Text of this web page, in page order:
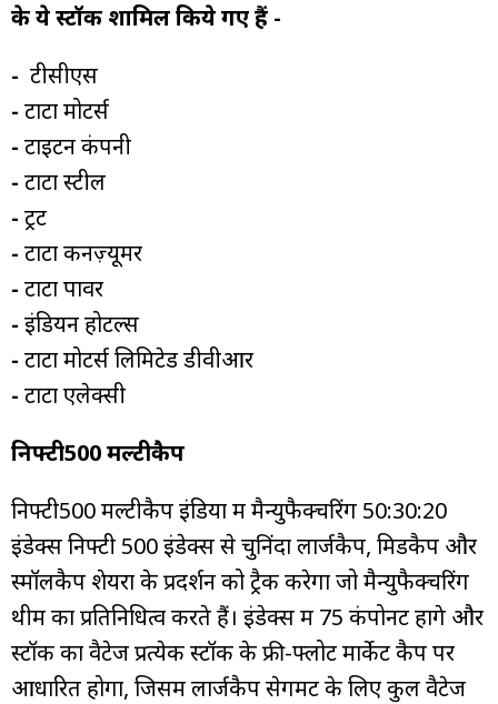
के ये स्टॉक शामिल किये गए हैं -
- टीसीएस
- टाटा मोटर्स
- टाइटन कंपनी
- टाटा स्टील
- ट्रेंट
- टाटा कनज़्यूमर
- टाटा पावर
- इंडियन होटल्स
- टाटा मोटर्स लिमिटेड डीवीआर
- टाटा एलेक्सी
निफ्टी500 मल्टीकैप
निफ्टी500 मल्टीकैप इंडिया में मैन्युफैक्चरिंग 50:30:20
इंडेक्स निफ्टी 500 इंडेक्स से चुनिंदा लार्जकैप, मिडकैप और
स्मॉलकैप शेयरों के प्रदर्शन को ट्रैक करेगा जो मैन्युफैक्चरिंग
थीम का प्रतिनिधित्व करते हैं। इंडेक्स में 75 कंपोनेंट होंगे और
स्टॉक का वैटेज प्रत्येक स्टॉक के फ्री-फ्लोट मार्केट कैप पर
आधारित होगा, जिसमें लार्जकैप सेगमेंट के लिए कुल वैटेज